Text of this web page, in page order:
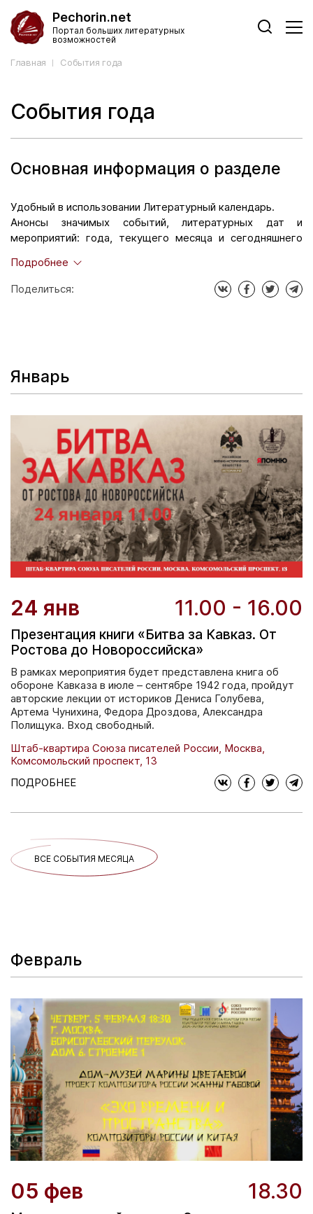
Pechorin.net
Портал больших литературных
возможностей
Главная События года
События года
Основная информация о разделе
Удобный в использовании Литературный календарь.
Анонсы значимых событий, литературных дат и
мероприятий: года, текущего месяца и сегодняшнего
современном литературном мире.
«В нужное время в нужном месте встречаются две
половинки и им нужно запомнить этот момент
Подробнее
Поделиться:
Январь
24 янв 11.00 - 16.00
Презентация книги «Битва за Кавказ. От
Ростова до Новороссийска»
В рамках мероприятия будет представлена книга об
обороне Кавказа в июле – сентябре 1942 года, пройдут
авторские лекции от историков Дениса Голубева,
Артема Чунихина, Федора Дроздова, Александра
Полищука. Вход свободный.
Штаб-квартира Союза писателей России, Москва,
Комсомольский проспект, 13
ПОДРОБНЕЕ
ВСЕ СОБЫТИЯ МЕСЯЦА
Февраль
05 фев 18.30